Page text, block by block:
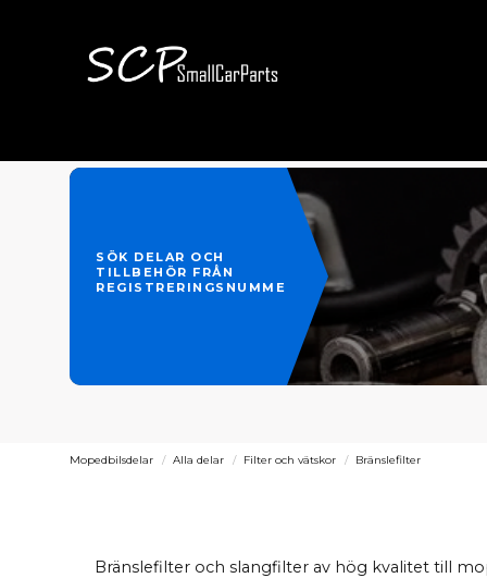
SÖK DELAR OCH
TILLBEHÖR FRÅN
REGISTRERINGSNUMMER
Mopedbilsdelar Alla delar Filter och vätskor Bränslefilter
Bränslefilter och slangfilter av hög kvalitet till